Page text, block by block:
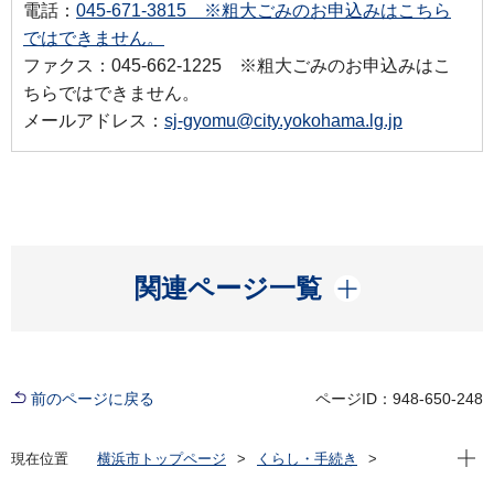
電話： 045-671-3815 ※粗大ごみのお申込みはこちら
ではできません。
ファクス：045-662-1225 ※粗大ごみのお申込みはこ
ちらではできません。
メールアドレス： sj-gyomu@city.yokohama.lg.jp
関連ページ一覧
開く
前のページに戻る ページID：948-650-248
現在位置 横浜市トップページ
くらし・手続き
現在